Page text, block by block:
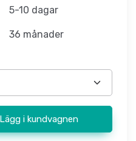
5-10 dagar
36 månader
Lägg i kundvagnen